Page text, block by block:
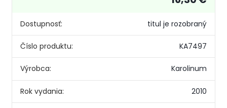
Dostupnosť: titul je rozobraný
Číslo produktu: KA7497
Výrobca: Karolinum
Rok vydania: 2010